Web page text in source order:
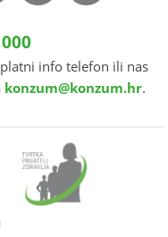
info telefon ili nas
konzum@konzum.hr.